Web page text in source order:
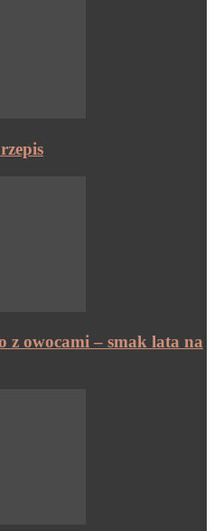
z owocami – smak lata na